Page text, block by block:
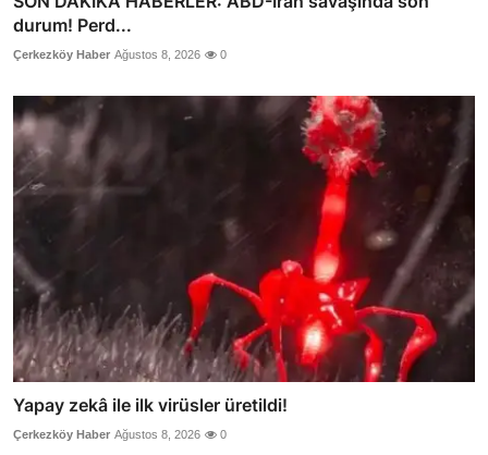
durum! Perd...
Çerkezköy Haber Ağustos 8, 2026 0
Yapay zekâ ile ilk virüsler üretildi!
Çerkezköy Haber Ağustos 8, 2026 0